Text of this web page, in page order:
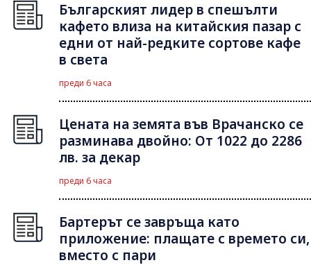
Българският лидер в спешълти
кафето влиза на китайския пазар с
едни от най-редките сортове кафе
в света
преди 6 часа
Цената на земята във Врачанско се
разминава двойно: От 1022 до 2286
лв. за декар
преди 6 часа
Бартерът се завръща като
приложение: плащате с времето си,
вместо с пари